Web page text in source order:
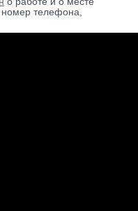
номер телефона,